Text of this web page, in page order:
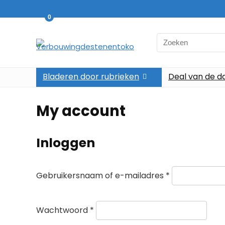
Search
for:
0
Bladeren door rubrieken Deal van de
My account
Inloggen
Gebruikersnaam of e-mailadres *
Wachtwoord *